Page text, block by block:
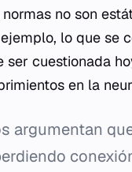
no son
lo que se
cuestionada
en la
argumentan